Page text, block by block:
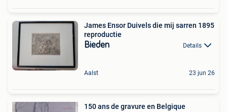
James Ensor Duivels die mij sarren 1895
reproductie
Bieden Details
Aalst 23 jun 26
150 ans de gravure en Belgique